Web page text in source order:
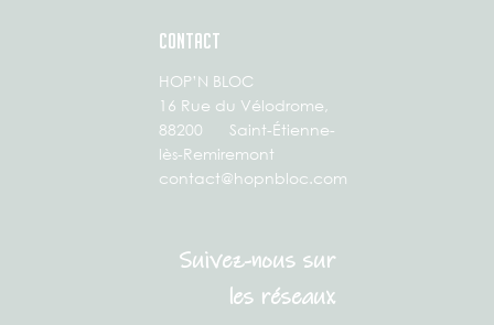
CONTACT
HOP’N BLOC
16 Rue du Vélodrome,
88200 Saint-Étienne-
lès-Remiremont
contact@hopnbloc.com
Suivez-nous sur
les réseaux